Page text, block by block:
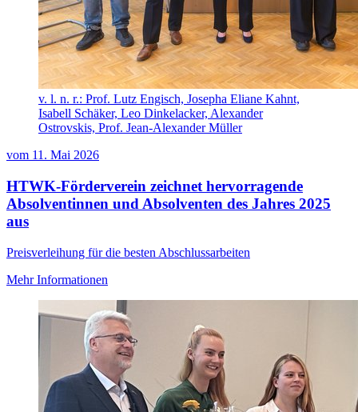
v. l. n. r.: Prof. Lutz Engisch, Josepha Eliane Kahnt,
Isabell Schäker, Leo Dinkelacker, Alexander
Ostrovskis, Prof. Jean-Alexander Müller
vom 11. Mai 2026
HTWK-Förderverein zeichnet hervorragende
Absolventinnen und Absolventen des Jahres 2025
aus
Preisverleihung für die besten Abschlussarbeiten
Mehr Informationen